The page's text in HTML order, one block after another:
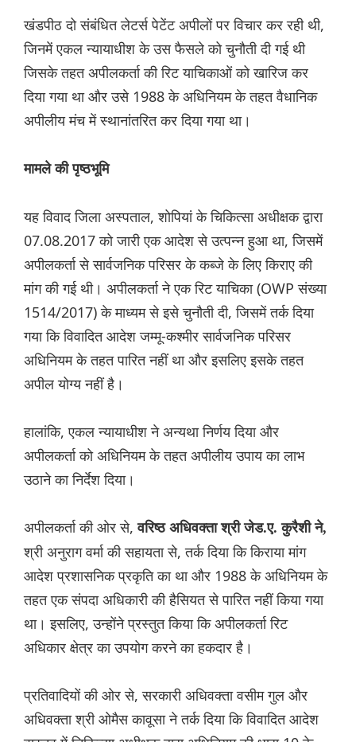
खंडपीठ दो संबंधित लेटर्स पेटेंट अपीलों पर विचार कर रही थी,
जिनमें एकल न्यायाधीश के उस फैसले को चुनौती दी गई थी
जिसके तहत अपीलकर्ता की रिट याचिकाओं को खारिज कर
दिया गया था और उसे 1988 के अधिनियम के तहत वैधानिक
अपीलीय मंच में स्थानांतरित कर दिया गया था।
मामले की पृष्ठभूमि
यह विवाद जिला अस्पताल, शोपियां के चिकित्सा अधीक्षक द्वारा
07.08.2017 को जारी एक आदेश से उत्पन्न हुआ था, जिसमें
अपीलकर्ता से सार्वजनिक परिसर के कब्जे के लिए किराए की
मांग की गई थी। अपीलकर्ता ने एक रिट याचिका (OWP संख्या
1514/2017) के माध्यम से इसे चुनौती दी, जिसमें तर्क दिया
गया कि विवादित आदेश जम्मू-कश्मीर सार्वजनिक परिसर
अधिनियम के तहत पारित नहीं था और इसलिए इसके तहत
अपील योग्य नहीं है।
हालांकि, एकल न्यायाधीश ने अन्यथा निर्णय दिया और
अपीलकर्ता को अधिनियम के तहत अपीलीय उपाय का लाभ
उठाने का निर्देश दिया।
अपीलकर्ता की ओर से,वरिष्ठ अधिवक्ता श्री जेड.ए. कुरैशी ने,
श्री अनुराग वर्मा की सहायता से, तर्क दिया कि किराया मांग
आदेश प्रशासनिक प्रकृति का था और 1988 के अधिनियम के
तहत एक संपदा अधिकारी की हैसियत से पारित नहीं किया गया
था। इसलिए, उन्होंने प्रस्तुत किया कि अपीलकर्ता रिट
अधिकार क्षेत्र का उपयोग करने का हकदार है।
प्रतिवादियों की ओर से, सरकारी अधिवक्ता वसीम गुल और
अधिवक्ता श्री ओमैस कावूसा ने तर्क दिया कि विवादित आदेश